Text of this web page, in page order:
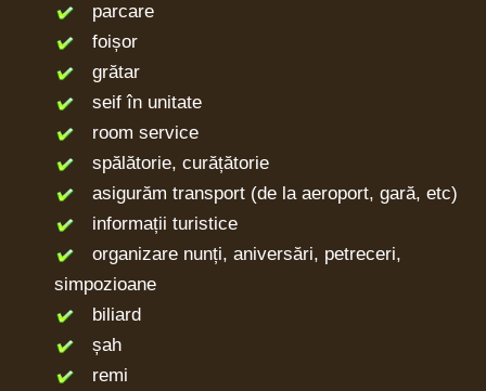
parcare
foișor
grătar
seif în unitate
room service
spălătorie, curățătorie
asigurăm transport (de la aeroport, gară, etc)
informații turistice
organizare nunți, aniversări, petreceri,
simpozioane
biliard
șah
remi